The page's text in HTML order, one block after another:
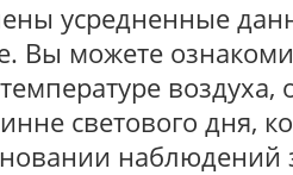
усредненные
Вы можете
воздуха,
светового дня,
наблюдений